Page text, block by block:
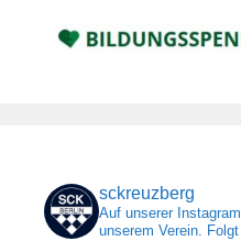
sckreuzberg
Auf unserer
unserem Verein.